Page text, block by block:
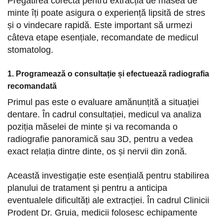
minte îți poate asigura o experiență lipsită de stres
și o vindecare rapidă. Este important să urmezi
câteva etape esențiale, recomandate de medicul
stomatolog.
1. Programează o consultație și efectuează radiografia
recomandată
Primul pas este o evaluare amănunțită a situației
dentare. În cadrul consultației, medicul va analiza
poziția măselei de minte și va recomanda o
radiografie panoramică sau 3D, pentru a vedea
exact relația dintre dinte, os și nervii din zonă.
Această investigație este esențială pentru stabilirea
planului de tratament și pentru a anticipa
eventualele dificultăți ale extracției. În cadrul Clinicii
Prodent Dr. Gruia, medicii folosesc echipamente